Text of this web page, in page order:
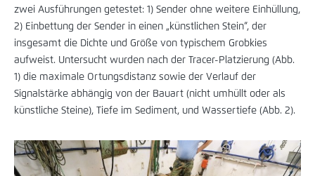
zwei Ausführungen getestet: 1) Sender ohne weitere Einhüllung,
2) Einbettung der Sender in einen „künstlichen Stein“, der
insgesamt die Dichte und Größe von typischem Grobkies
aufweist. Untersucht wurden nach der Tracer-Platzierung (Abb.
1) die maximale Ortungsdistanz sowie der Verlauf der
Signalstärke abhängig von der Bauart (nicht umhüllt oder als
künstliche Steine), Tiefe im Sediment, und Wassertiefe (Abb. 2).